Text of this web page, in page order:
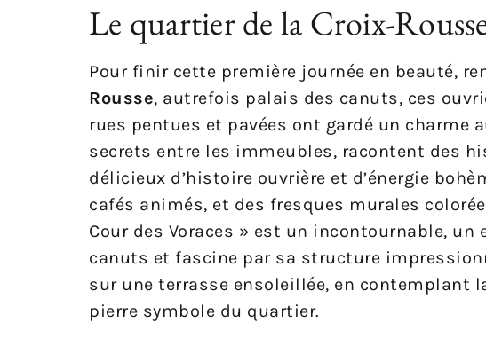
Le quartier de la Croix-
Pour finir cette première journée en beauté,
Rousse, autrefois palais des canuts, ces
rues pentues et pavées ont gardé un charme
secrets entre les immeubles, racontent des
délicieux d’histoire ouvrière et d’énergie
cafés animés, et des fresques murales
Cour des Voraces » est un incontournable,
canuts et fascine par sa structure
sur une terrasse ensoleillée, en contemplant
pierre symbole du quartier.